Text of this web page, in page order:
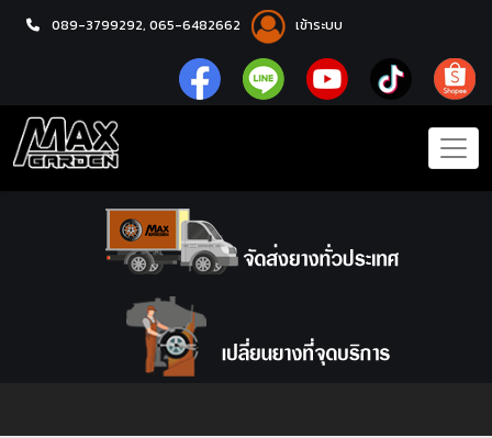
089-3799292, 065-6482662 เข้าระบบ
หน้าแรก